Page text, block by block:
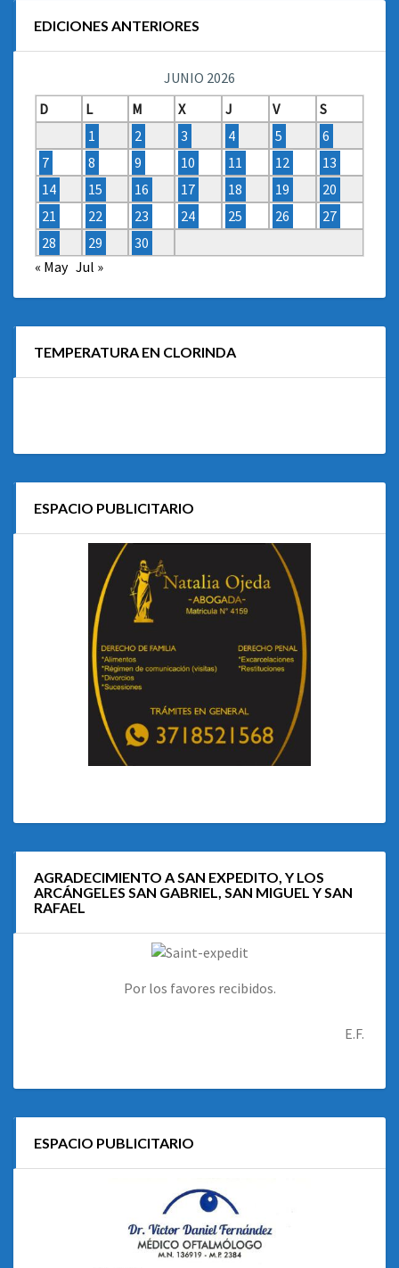
EDICIONES ANTERIORES
JUNIO 2026
D
L M X J V
S
1
2 3 4 5
6
7
8 9 10 11 12
13
14
15 16 17 18 19
20
21
22 23 24 25 26
27
28
29
30
« May Jul »
TEMPERATURA EN CLORINDA
ESPACIO PUBLICITARIO
AGRADECIMIENTO A SAN EXPEDITO, Y LOS
ARCÁNGELES SAN GABRIEL, SAN MIGUEL Y SAN
RAFAEL
Por los favores recibidos.
E.F.
ESPACIO PUBLICITARIO